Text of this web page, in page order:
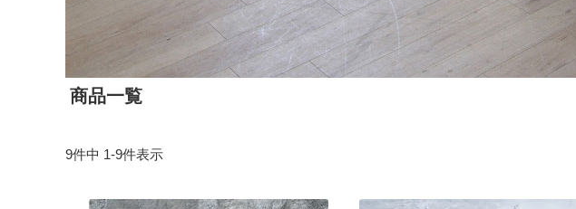
商品一覧
9件中 1-9件表示